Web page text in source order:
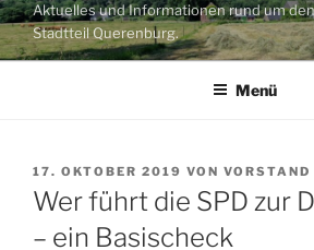
Aktuelles und Informationen rund um
Stadtteil Querenburg.
Menü
VERÖFFENTLICHT
AM
17. OKTOBER 2019 VON VORSTAND
Wer führt die SPD zur
– ein Basischeck